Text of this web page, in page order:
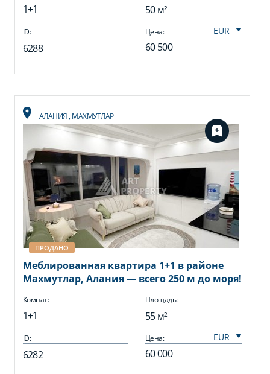
1+1 50 м²
ID:
6288
Цена:
60 500
АЛАНИЯ, МАХМУТЛАР
ПРОДАНО
Меблированная квартира 1+1 в районе
Махмутлар, Алания — всего 250 м до моря!
Комнат:
1+1
Площадь:
55 м²
ID:
6282
Цена:
60 000